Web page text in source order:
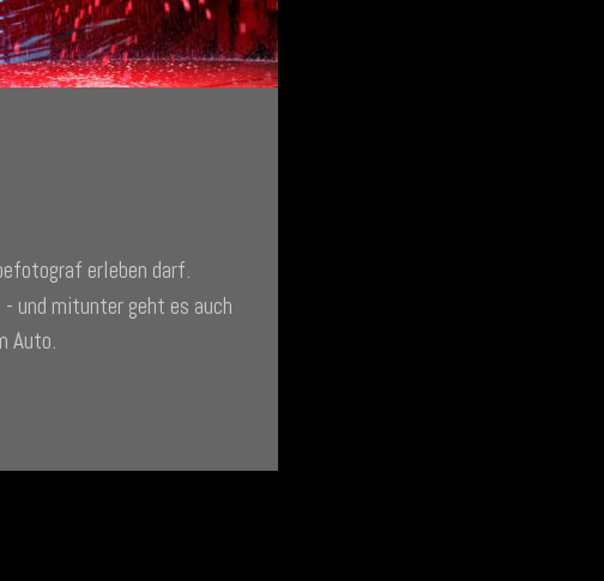
erleben darf.
und mitunter geht es auch
Auto.